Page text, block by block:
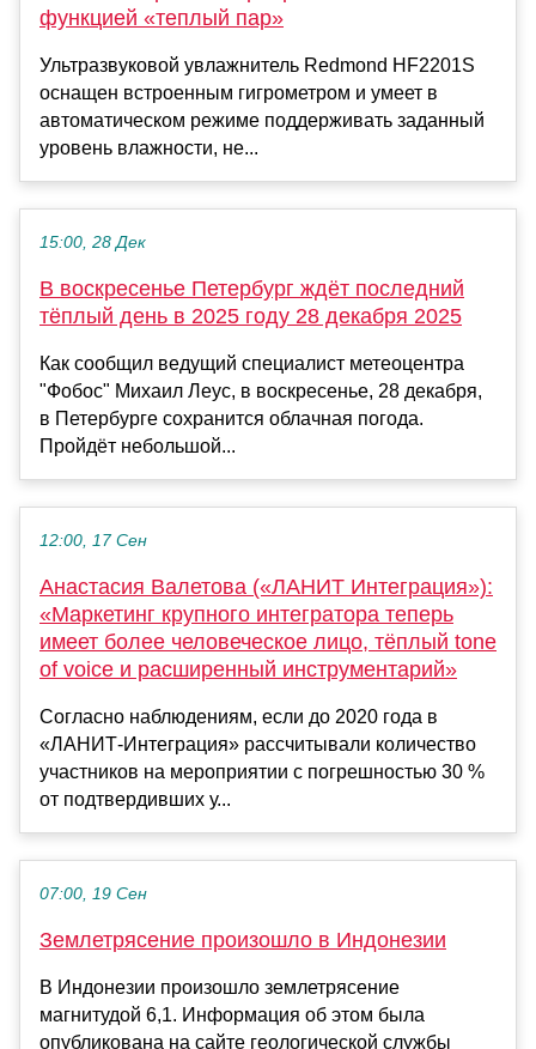
функцией «теплый пар»
Ультразвуковой увлажнитель Redmond HF2201S
оснащен встроенным гигрометром и умеет в
автоматическом режиме поддерживать заданный
уровень влажности, не...
15:00, 28 Дек
В воскресенье Петербург ждёт последний
тёплый день в 2025 году 28 декабря 2025
Как сообщил ведущий специалист метеоцентра
"Фобос" Михаил Леус, в воскресенье, 28 декабря,
в Петербурге сохранится облачная погода.
Пройдёт небольшой...
12:00, 17 Сен
Анастасия Валетова («ЛАНИТ Интеграция»):
«Маркетинг крупного интегратора теперь
имеет более человеческое лицо, тёплый tone
of voice и расширенный инструментарий»
Согласно наблюдениям, если до 2020 года в
«ЛАНИТ-Интеграция» рассчитывали количество
участников на мероприятии с погрешностью 30 %
от подтвердивших у...
07:00, 19 Сен
Землетрясение произошло в Индонезии
В Индонезии произошло землетрясение
магнитудой 6,1. Информация об этом была
опубликована на сайте геологической службы